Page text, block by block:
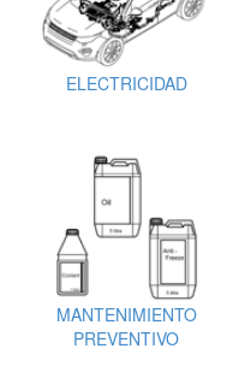
ELECTRICIDAD
MANTENIMIENTO
PREVENTIVO